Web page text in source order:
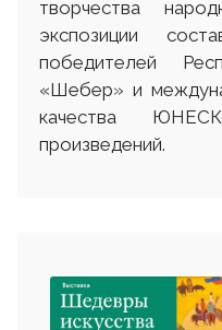
творчества
экспозиции
победителей
«Шебер» и
качества
произведений.